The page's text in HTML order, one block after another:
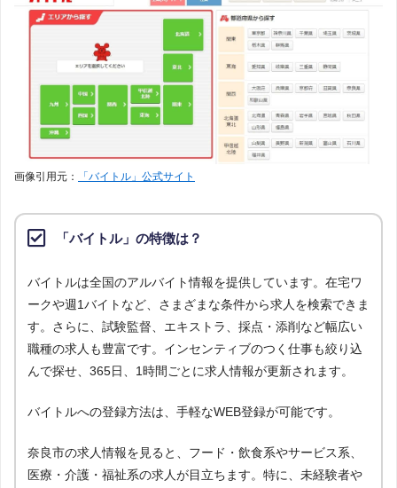
画像引用元： 「バイトル」公式サイト
「バイトル」の特徴は？
バイトルは全国のアルバイト情報を提供しています。在宅ワ
ークや週1バイトなど、さまざまな条件から求人を検索できま
す。さらに、試験監督、エキストラ、採点・添削など幅広い
職種の求人も豊富です。インセンティブのつく仕事も絞り込
んで探せ、365日、1時間ごとに求人情報が更新されます。
バイトルへの登録方法は、手軽なWEB登録が可能です。
奈良市の求人情報を見ると、フード・飲食系やサービス系、
医療・介護・福祉系の求人が目立ちます。特に、未経験者や